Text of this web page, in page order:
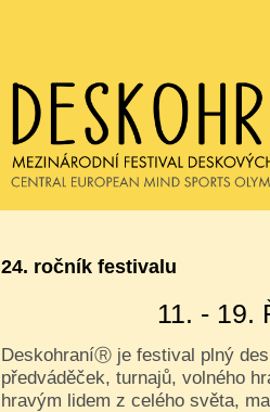
24. ročník festivalu
11. - 19.
DeskohraníⓇ je festival plný
předváděček, turnajů, volného
hravým lidem z celého světa,